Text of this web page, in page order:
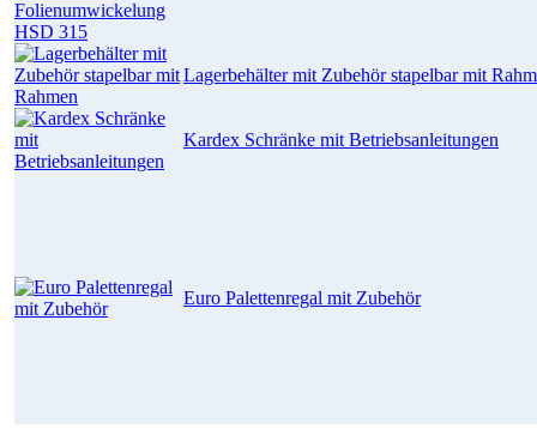
Lagerbehälter mit Zubehör stapelbar mit
Kardex Schränke mit Betriebsanleitungen
Euro Palettenregal mit Zubehör